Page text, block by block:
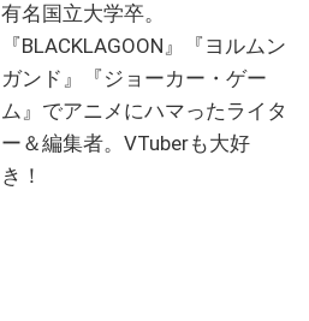
有名国立大学卒。
『BLACKLAGOON』『ヨルムン
ガンド』『ジョーカー・ゲー
ム』でアニメにハマったライタ
ー＆編集者。VTuberも大好
き！